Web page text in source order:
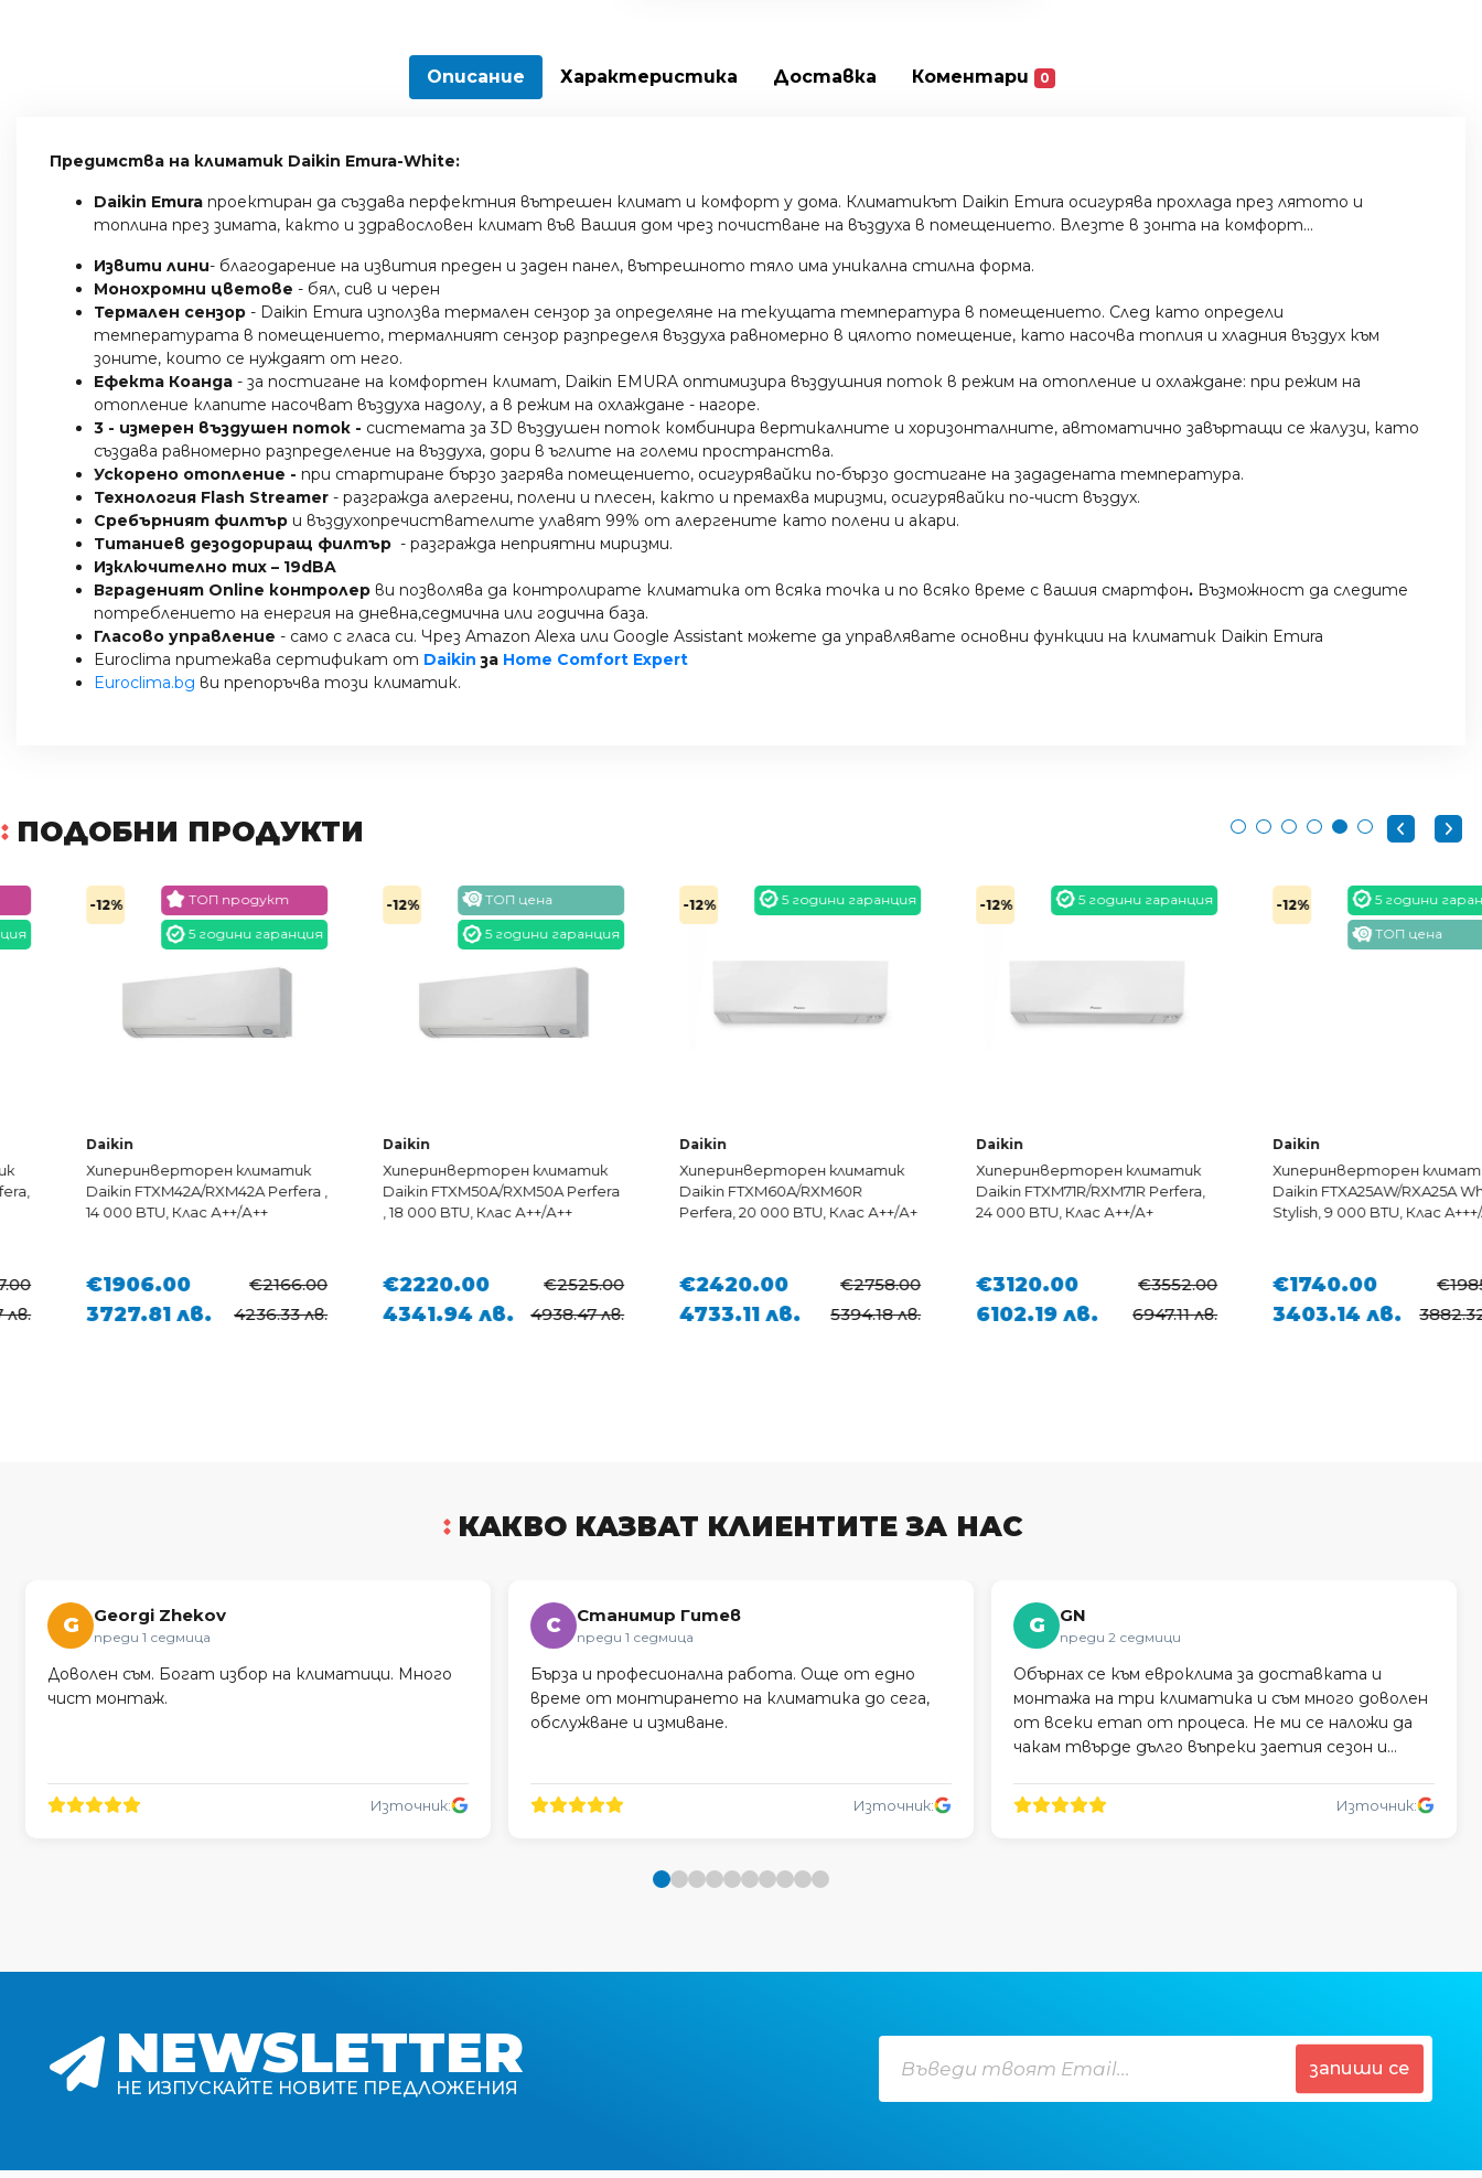
Описание Характеристика Доставка Коментари 0
Предимства на климатик Daikin Emura-White:
Daikin Emura проектиран да създава перфектния вътрешен климат и комфорт у дома. Климатикът Daikin Emura осигурява прохлада през лятото и
топлина през зимата, както и здравословен климат във Вашия дом чрез почистване на въздуха в помещението. Влезте в зонта на комфорт...
Извити лини- благодарение на извития преден и заден панел, вътрешното тяло има уникална стилна форма.
Монохромни цветове - бял, сив и черен
Термален сензор - Daikin Emura използва термален сензор за определяне на текущата температура в помещението. След като определи
температурата в помещението, термалният сензор разпределя въздуха равномерно в цялото помещение, като насочва топлия и хладния въздух към
зоните, които се нуждаят от него.
Ефекта Коанда - за постигане на комфортен климат, Daikin EMURA оптимизира въздушния поток в режим на отопление и охлаждане: при режим на
отопление клапите насочват въздуха надолу, а в режим на охлаждане - нагоре.
3 - измерен въздушен поток - системата за 3D въздушен поток комбинира вертикалните и хоризонталните, автоматично завъртащи се жалузи, като
създава равномерно разпределение на въздуха, дори в ъглите на големи пространства.
Ускорено отопление - при стартиране бързо загрява помещението, осигурявайки по-бързо достигане на зададената температура.
Технология Flash Streamer - разгражда алергени, полени и плесен, както и премахва миризми, осигурявайки по-чист въздух.
Сребърният филтър и въздухопречиствателите улавят 99% от алергените като полени и акари.
Титаниев дезодориращ филтър - разгражда неприятни миризми.
Изключително тих – 19dBA
Вграденият Online контролер ви позволява да контролирате климатика от всяка точка и по всяко време с вашия смартфон. Възможност да следите
потреблението на енергия на дневна,седмична или годична база.
Гласово управление - само с гласа си. Чрез Amazon Alexa или Google Assistant можете да управлявате основни функции на климатик Daikin Emura
Euroclima притежава сертификат от Daikin за Home Comfort Expert
Euroclima.bg ви препоръчва този климатик.
ПОДОБНИ ПРОДУКТИ
ТОП продукт
5 години гаранция
Хиперинверторен климатик
Daikin FTXM42A/RXM42A Perfera ,
14 000 BTU, Клас А++/А++
€1906.00 €2166.00
3727.81 лв. 4236.33 лв.
ТОП цена
5 години гаранция
Хиперинверторен климатик
Daikin FTXM50A/RXM50A Perfera
, 18 000 BTU, Клас А++/А++
€2220.00 €2525.00
4341.94 лв. 4938.47 лв.
5 години гаранция
Хиперинверторен климатик
Daikin FTXM60A/RXM60R
Perfera, 20 000 BTU, Клас А++/А+
€2420.00 €2758.00
4733.11 лв. 5394.18 лв.
5 години гаранция
Хиперинверторен климатик
Daikin FTXM71R/RXM71R Perfera,
24 000 BTU, Клас А++/А+
€3120.00 €3552.00
6102.19 лв. 6947.11 лв.
5 години гаранция
ТОП цена
Хиперинверторен климатик
Daikin FTXA25AW/RXA25A White
Stylish, 9 000 BTU, Клас A+++/A+++
€1740.00 €1985.00
3403.14 лв. 3882.32 лв.
КАКВО КАЗВАТ КЛИЕНТИТЕ ЗА НАС
G Georgi Zhekov
преди 1 седмица
Доволен съм. Богат избор на климатици. Много
чист монтаж.
Източник:
С Станимир Гитев
преди 1 седмица
Бърза и професионална работа. Още от едно
време от монтирането на климатика до сега,
обслужване и измиване.
Източник:
G GN
преди 2 седмици
Обърнах се към евроклима за доставката и
монтажа на три климатика и съм много доволен
от всеки етап от процеса. Не ми се наложи да
чакам твърде дълго въпреки заетия сезон и
Източник:
NEWSLETTER
НЕ ИЗПУСКАЙТЕ НОВИТЕ ПРЕДЛОЖЕНИЯ
запиши се